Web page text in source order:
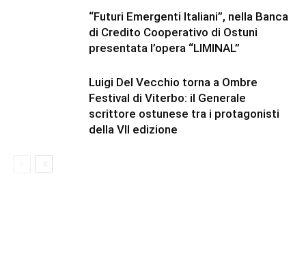
“Futuri Emergenti Italiani”, nella Banca
di Credito Cooperativo di Ostuni
presentata l’opera “LIMINAL”
Luigi Del Vecchio torna a Ombre
Festival di Viterbo: il Generale
scrittore ostunese tra i protagonisti
della VII edizione